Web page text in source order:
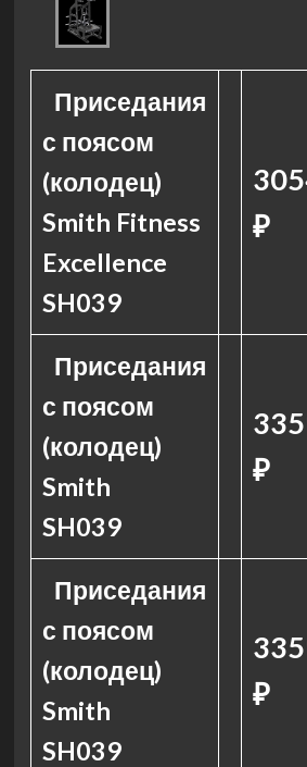
Приседания
с поясом
(колодец)
Smith Fitness
Excellence
SH039
₽
Приседания
с поясом
(колодец)
Smith
SH039
₽
Приседания
с поясом
(колодец)
Smith
SH039
₽